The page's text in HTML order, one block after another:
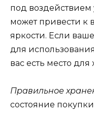
под воздействием
может привести к
яркости. Если
для
вас есть место
Правильное
состояние